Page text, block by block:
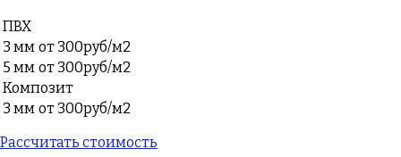
ПВХ
3 мм от 300руб/м2
5 мм от 300руб/м2
Композит
3 мм от 300руб/м2
Рассчитать стоимость